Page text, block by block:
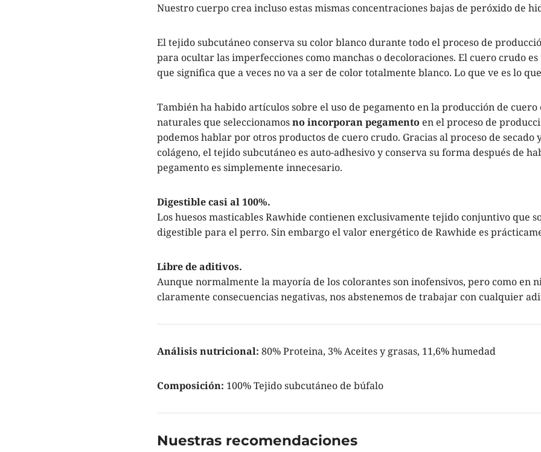
Nuestro cuerpo crea incluso estas mismas concentraciones bajas de peróxido de
El tejido subcutáneo conserva su color blanco durante todo el proceso de
para ocultar las imperfecciones como manchas o decoloraciones. El cuero crudo
que significa que a veces no va a ser de color totalmente blanco. Lo que ve es lo
También ha habido artículos sobre el uso de pegamento en la producción de cuero
naturales que seleccionamosno incorporan pegamento en el proceso de
podemos hablar por otros productos de cuero crudo. Gracias al proceso de secado
colágeno, el tejido subcutáneo es auto-adhesivo y conserva su forma después de
pegamento es simplemente innecesario.
Digestible casi al 100%.
Los huesos masticables Rawhide contienen exclusivamente tejido conjuntivo que
digestible para el perro. Sin embargo el valor energético de Rawhide es
Libre de aditivos.
Aunque normalmente la mayoría de los colorantes son inofensivos, pero como en
claramente consecuencias negativas, nos abstenemos de trabajar con cualquier
Análisis nutricional: 80% Proteina, 3% Aceites y grasas, 11,6% humedad
Composición: 100% Tejido subcutáneo de búfalo
Nuestras recomendaciones